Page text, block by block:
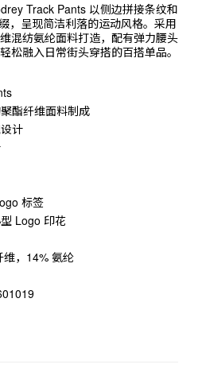
Track Pants 以侧边拼接条纹和
，呈现简洁利落的运动风格。采用
混纺氨纶面料打造，配有弹力腰头
松融入日常街头穿搭的百搭单品。
酯纤维面料制成
计
标签
Logo 印花
，14% 氨纶